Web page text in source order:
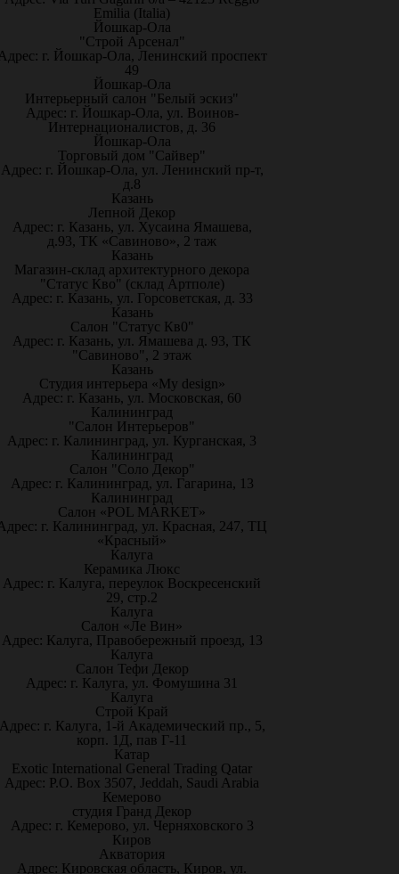
Emilia (Italia)
Йошкар-Ола
"Строй Арсенал"
г. Йошкар-Ола, Ленинский проспект
49
Йошкар-Ола
Интерьерный салон "Белый эскиз"
Адрес: г. Йошкар-Ола, ул. Воинов-
Интернационалистов, д. 36
Йошкар-Ола
Торговый дом "Сайвер"
Адрес: г. Йошкар-Ола, ул. Ленинский пр-т,
д.8
Казань
Лепной Декор
Адрес: г. Казань, ул. Хусаина Ямашева,
д.93, ТК «Савиново», 2 таж
Казань
Магазин-склад архитектурного декора
"Статус Кво" (склад Артполе)
Адрес: г. Казань, ул. Горсоветская, д. 33
Казань
Салон "Статус Кв0"
Адрес: г. Казань, ул. Ямашева д. 93, ТК
"Савиново", 2 этаж
Казань
Студия интерьера «My design»
Адрес: г. Казань, ул. Московская, 60
Калининград
"Салон Интерьеров"
Адрес: г. Калининград, ул. Курганская, 3
Калининград
Салон "Соло Декор"
Адрес: г. Калининград, ул. Гагарина, 13
Калининград
Салон «POL MARKET»
г. Калининград, ул. Красная, 247, ТЦ
«Красный»
Калуга
Керамика Люкс
Адрес: г. Калуга, переулок Воскресенский
29, стр.2
Калуга
Салон «Ле Вин»
Адрес: Калуга, Правобережный проезд, 13
Калуга
Салон Тефи Декор
Адрес: г. Калуга, ул. Фомушина 31
Калуга
Строй Край
г. Калуга, 1-й Академический пр., 5,
корп. 1Д, пав Г-11
Катар
Exotic International General Trading Qatar
Адрес: P.O. Box 3507, Jeddah, Saudi Arabia
Кемерово
студия Гранд Декор
Адрес: г. Кемерово, ул. Черняховского 3
Киров
Акватория
Адрес: Кировская область, Киров, ул.